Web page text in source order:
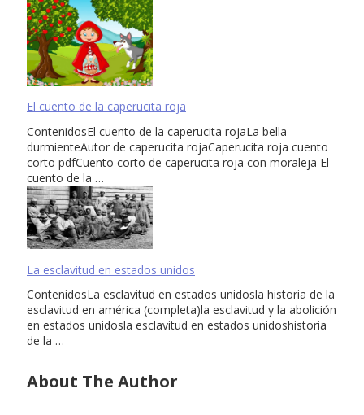
El cuento de la caperucita roja
ContenidosEl cuento de la caperucita rojaLa bella
durmienteAutor de caperucita rojaCaperucita roja cuento
corto pdfCuento corto de caperucita roja con moraleja El
cuento de la …
La esclavitud en estados unidos
ContenidosLa esclavitud en estados unidosla historia de la
esclavitud en américa (completa)la esclavitud y la abolición
en estados unidosla esclavitud en estados unidoshistoria
de la …
About The Author